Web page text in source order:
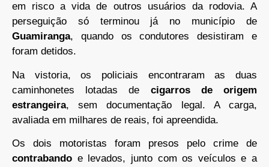
em risco a vida de outros usuários da rodovia. A
perseguição só terminou já no município de
Guamiranga, quando os condutores desistiram e
foram detidos.
Na vistoria, os policiais encontraram as duas
caminhonetes lotadas de cigarros de origem
estrangeira, sem documentação legal. A carga,
avaliada em milhares de reais, foi apreendida.
Os dois motoristas foram presos pelo crime de
contrabando e levados, junto com os veículos e a